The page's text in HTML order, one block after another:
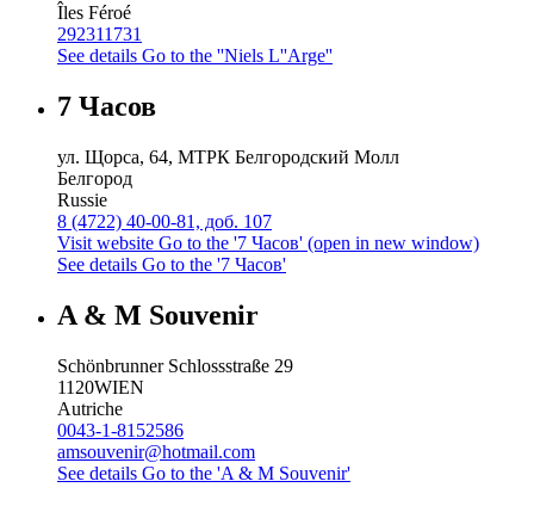
Îles Féroé
292311731
See details Go to the ''Niels L''Arge''
7 Часов
ул. Щорса, 64, МТРК Белгородский Молл
Белгород
Russie
8 (4722) 40-00-81, доб. 107
Visit website Go to the '7 Часов' (open in new window)
See details Go to the '7 Часов'
A & M Souvenir
Schönbrunner Schlossstraße 29
1120WIEN
Autriche
0043-1-8152586
amsouvenir@hotmail.com
See details Go to the 'A & M Souvenir'